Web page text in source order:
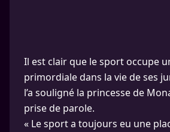
Il est clair que le sport occupe
primordiale dans la vie de ses
l’a souligné la princesse de
prise de parole.
« Le sport a toujours eu une